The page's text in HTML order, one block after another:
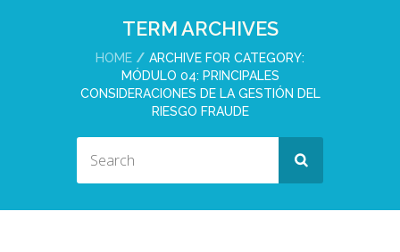
TERM ARCHIVES
HOME
ARCHIVE FOR CATEGORY:
MÓDULO 04: PRINCIPALES
CONSIDERACIONES DE LA GESTIÓN DEL
RIESGO FRAUDE